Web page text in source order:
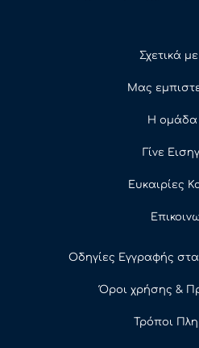
Σχετικά
Μας
Η ομάδα
Γίνε
Ευκαιρίες
Οδηγίες Εγγραφής
Όροι χρήσης &
Τρόποι